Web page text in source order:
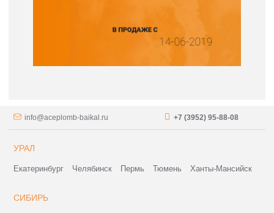
info@aceplomb-baikal.ru +7 (3952) 95-88-08
УРАЛ
Екатеринбург Челябинск Пермь Тюмень Ханты-Мансийск
СИБИРЬ